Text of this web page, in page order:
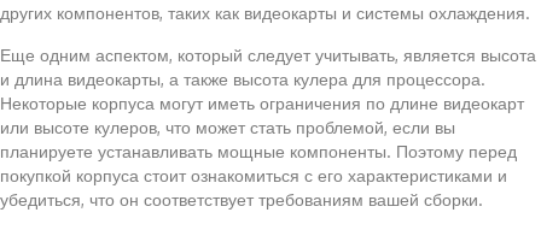
других компонентов, таких как видеокарты и системы охлаждения.
Еще одним аспектом, который следует учитывать, является высота
и длина видеокарты, а также высота кулера для процессора.
Некоторые корпуса могут иметь ограничения по длине видеокарт
или высоте кулеров, что может стать проблемой, если вы
планируете устанавливать мощные компоненты. Поэтому перед
покупкой корпуса стоит ознакомиться с его характеристиками и
убедиться, что он соответствует требованиям вашей сборки.